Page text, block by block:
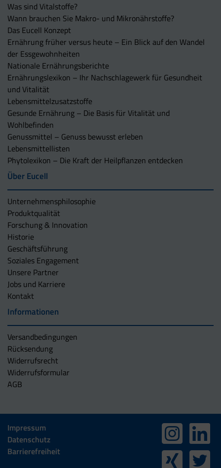
Was sind Vitalstoffe?
Wann brauchen Sie Makro- und Mikronährstoffe?
Das Eucell Konzept
Ernährung früher versus heute – Ein Blick auf den Wandel
der Essgewohnheiten
Nationale Ernährungsberichte
Ernährungslexikon – Ihr Nachschlagewerk für Gesundheit
und Vitalität
Lebensmittelzusatzstoffe
Gesunde Ernährung – Die Basis für Vitalität und
Wohlbefinden
Genussmittel – Genuss bewusst erleben
Lebensmittellisten
Phytolexikon – Die Kraft der Heilpflanzen entdecken
Über Eucell
Unternehmens­philosophie
Produktqualität
Forschung & Innovation
Historie
Geschäftsführung
Soziales Engagement
Unsere Partner
Jobs und Karriere
Kontakt
Informationen
Versandbedingungen
Rücksendung
Widerrufsrecht
Widerrufsformular
AGB
Impressum
Datenschutz
Barrierefreiheit